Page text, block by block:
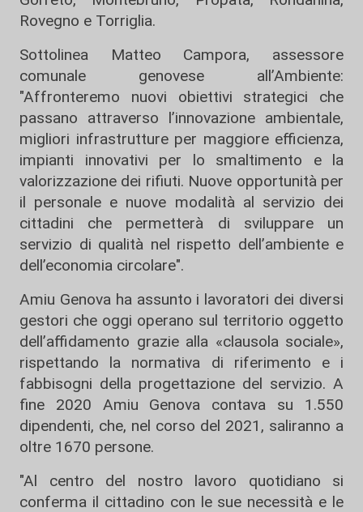
Rovegno e Torriglia.
Sottolinea Matteo Campora, assessore
comunale genovese all’Ambiente:
"Affronteremo nuovi obiettivi strategici che
passano attraverso l’innovazione ambientale,
migliori infrastrutture per maggiore efficienza,
impianti innovativi per lo smaltimento e la
valorizzazione dei rifiuti. Nuove opportunità per
il personale e nuove modalità al servizio dei
cittadini che permetterà di sviluppare un
servizio di qualità nel rispetto dell’ambiente e
dell’economia circolare".
Amiu Genova ha assunto i lavoratori dei diversi
gestori che oggi operano sul territorio oggetto
dell’affidamento grazie alla «clausola sociale»,
rispettando la normativa di riferimento e i
fabbisogni della progettazione del servizio. A
fine 2020 Amiu Genova contava su 1.550
dipendenti, che, nel corso del 2021, saliranno a
oltre 1670 persone.
"Al centro del nostro lavoro quotidiano si
conferma il cittadino con le sue necessità e le